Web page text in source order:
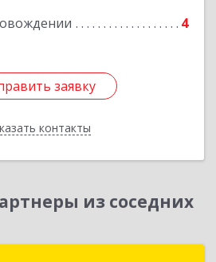
4
заявку
контакты
заявку
Назад
из соседних